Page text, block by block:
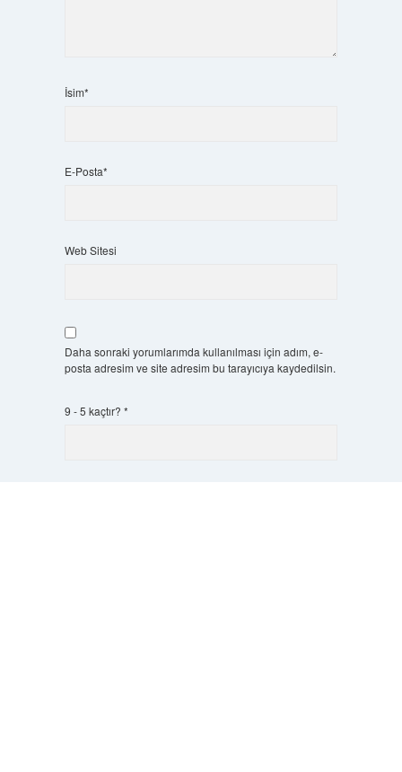
İsim*
E-Posta*
Web Sitesi
Daha sonraki yorumlarımda kullanılması için adım, e-
posta adresim ve site adresim bu tarayıcıya kaydedilsin.
9 - 5 kaçtır? *